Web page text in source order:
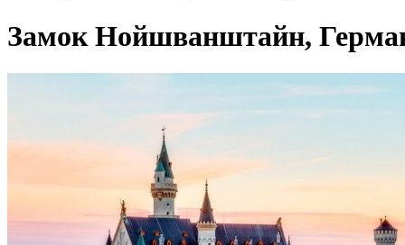
Замок Нойшванштайн,